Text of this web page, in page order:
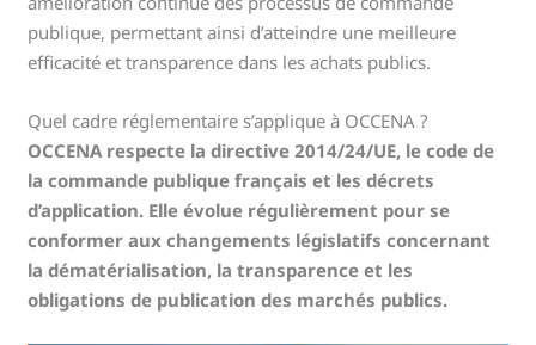
publique, permettant ainsi d’atteindre une meilleure
efficacité et transparence dans les achats publics.
Quel cadre réglementaire s’applique à OCCENA ?
OCCENA respecte la directive 2014/24/UE, le code de
la commande publique français et les décrets
d’application. Elle évolue régulièrement pour se
conformer aux changements législatifs concernant
la dématérialisation, la transparence et les
obligations de publication des marchés publics.